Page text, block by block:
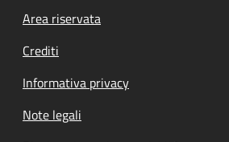
Footer menu
Area riservata
Crediti
Informativa privacy
Note legali